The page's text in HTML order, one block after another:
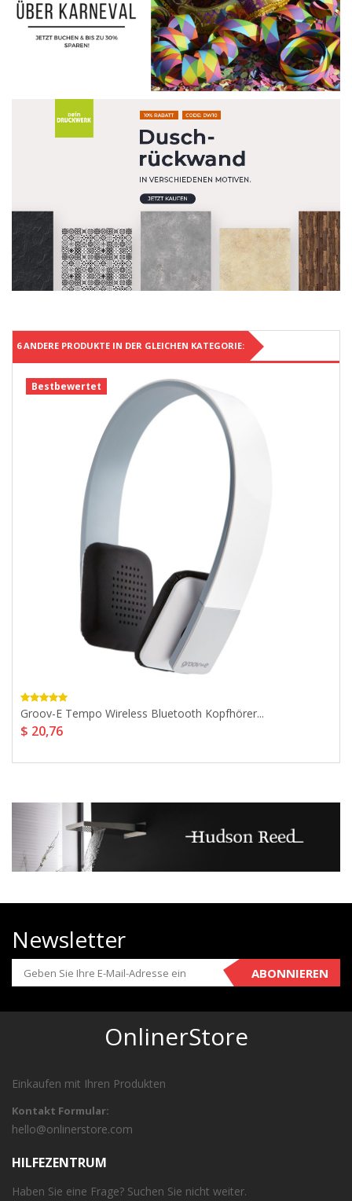
6 ANDERE PRODUKTE IN DER GLEICHEN KATEGORIE:
Bestbewertet
Groov-E Tempo Wireless Bluetooth Kopfhörer...
$ 20,76
Newsletter
ABONNIEREN
OnlinerStore
Einkaufen mit Ihren Produkten
Kontakt Formular:
hello@onlinerstore.com
HILFEZENTRUM
Haben Sie eine Frage? Suchen Sie nicht weiter.